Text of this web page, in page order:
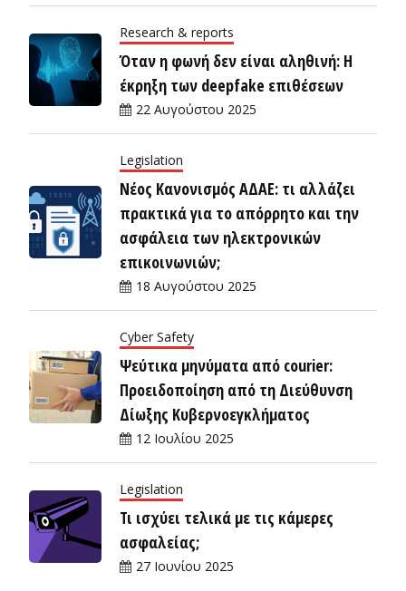
Research & reports
Όταν η φωνή δεν είναι αληθινή: Η
έκρηξη των deepfake επιθέσεων
22 Αυγούστου 2025
Legislation
Νέος Κανονισμός ΑΔΑΕ: τι αλλάζει
πρακτικά για το απόρρητο και την
ασφάλεια των ηλεκτρονικών
επικοινωνιών;
18 Αυγούστου 2025
Cyber Safety
Ψεύτικα μηνύματα από courier:
Προειδοποίηση από τη Διεύθυνση
Δίωξης Κυβερνοεγκλήματος
12 Ιουλίου 2025
Legislation
Τι ισχύει τελικά με τις κάμερες
ασφαλείας;
27 Ιουνίου 2025